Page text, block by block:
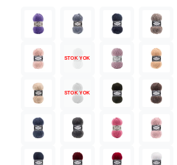
STOK YOK
STOK YOK